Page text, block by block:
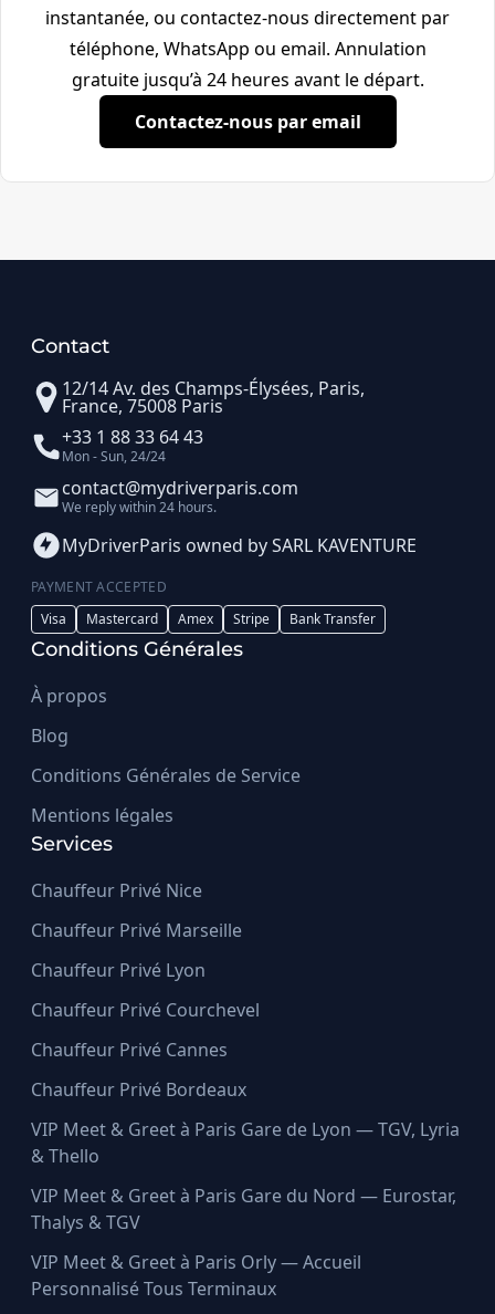
instantanée, ou contactez-nous directement par
téléphone, WhatsApp ou email. Annulation
gratuite jusqu’à 24 heures avant le départ.
Contactez-nous par email
Contact
12/14 Av. des Champs-Élysées, Paris,
France, 75008 Paris
+33 1 88 33 64 43
Mon - Sun, 24/24
contact@mydriverparis.com
We reply within 24 hours.
MyDriverParis owned by SARL KAVENTURE
PAYMENT ACCEPTED
Visa
Mastercard Amex Stripe Bank Transfer
Conditions Générales
À propos
Blog
Conditions Générales de Service
Mentions légales
Services
Chauffeur Privé Nice
Chauffeur Privé Marseille
Chauffeur Privé Lyon
Chauffeur Privé Courchevel
Chauffeur Privé Cannes
Chauffeur Privé Bordeaux
VIP Meet & Greet à Paris Gare de Lyon — TGV, Lyria
& Thello
VIP Meet & Greet à Paris Gare du Nord — Eurostar,
Thalys & TGV
VIP Meet & Greet à Paris Orly — Accueil
Personnalisé Tous Terminaux